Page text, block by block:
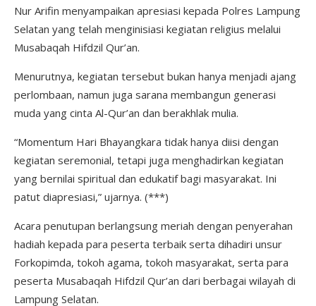
Nur Arifin menyampaikan apresiasi kepada Polres Lampung
Selatan yang telah menginisiasi kegiatan religius melalui
Musabaqah Hifdzil Qur’an.
Menurutnya, kegiatan tersebut bukan hanya menjadi ajang
perlombaan, namun juga sarana membangun generasi
muda yang cinta Al-Qur’an dan berakhlak mulia.
“Momentum Hari Bhayangkara tidak hanya diisi dengan
kegiatan seremonial, tetapi juga menghadirkan kegiatan
yang bernilai spiritual dan edukatif bagi masyarakat. Ini
patut diapresiasi,” ujarnya. (***)
Acara penutupan berlangsung meriah dengan penyerahan
hadiah kepada para peserta terbaik serta dihadiri unsur
Forkopimda, tokoh agama, tokoh masyarakat, serta para
peserta Musabaqah Hifdzil Qur’an dari berbagai wilayah di
Lampung Selatan.